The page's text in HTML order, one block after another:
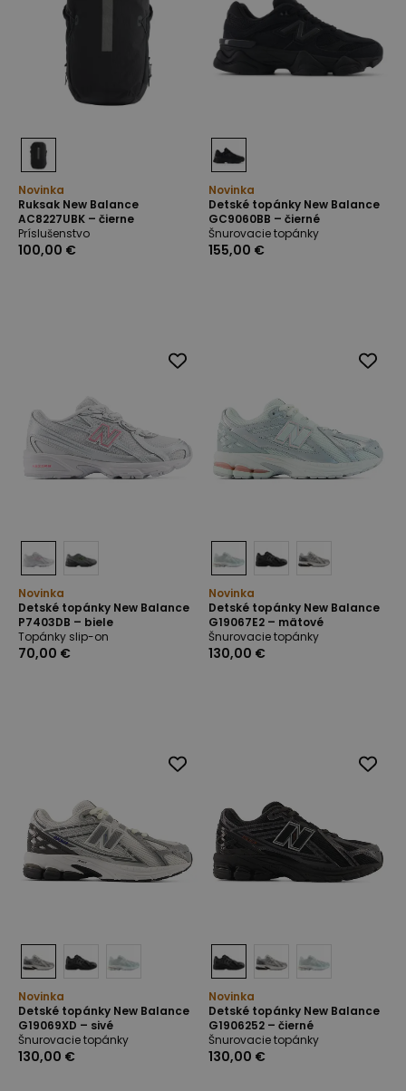
Novinka
Ruksak New Balance
AC8227UBK – čierne
Príslušenstvo
100,00 €
Novinka
Detské topánky New Balance
GC9060BB – čierné
Šnurovacie topánky
155,00 €
Novinka
Detské topánky New Balance
P7403DB – biele
Topánky slip-on
70,00 €
Novinka
Detské topánky New Balance
G19067E2 – mätové
Šnurovacie topánky
130,00 €
Novinka
Detské topánky New Balance
G19069XD – sivé
Šnurovacie topánky
130,00 €
Novinka
Detské topánky New Balance
G1906252 – čierné
Šnurovacie topánky
130,00 €